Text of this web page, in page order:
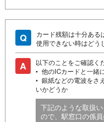
Q
カード残額は十分ある
使用できない時はどう
A
以下のことをご確認く
• 他のICカードと一緒
• 銀紙などの電波をさ
いかどうか
下記のような取扱
ので、駅窓口の係員